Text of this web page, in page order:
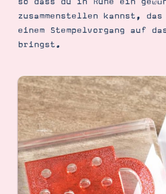
zusammenstellen kannst,
einem Stempelvorgang auf
bringst.